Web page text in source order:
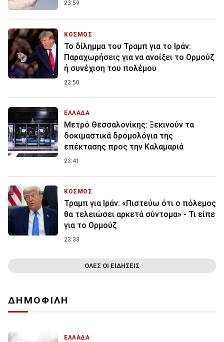
23:59
ΚΟΣΜΟΣ
Το δίλημμα του Τραμπ για το Ιράν:
Παραχωρήσεις για να ανοίξει το Ορμούζ
ή συνέχιση του πολέμου
23:50
ΕΛΛΑΔΑ
Μετρό Θεσσαλονίκης: Ξεκινούν τα
δοκιμαστικά δρομολόγια της
επέκτασης προς την Καλαμαριά
23:41
ΚΟΣΜΟΣ
Τραμπ για Ιράν: «Πιστεύω ότι ο πόλεμος
θα τελειώσει αρκετά σύντομα» - Τι είπε
για το Ορμούζ
23:33
ΟΛΕΣ ΟΙ ΕΙΔΗΣΕΙΣ
ΔΗΜΟΦΙΛΗ
ΕΛΛΑΔΑ